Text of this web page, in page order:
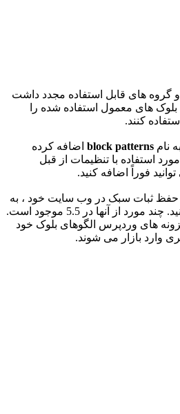
و گروه های قابل استفاده مجدد داشت
های معمول استفاده شده را
کنند.
block patterns اضافه کرده
استفاده با تنظیمات از قبل
فوراً اضافه کنید.
حفظ ثبات سبک در وب سایت خود ، به
سرعت صفحه آرایی ایجاد کنید. چند مورد از آنها در 5.5 موجود است.
های وردپرس الگوهای بلوک خود
وارد بازار می شوند.